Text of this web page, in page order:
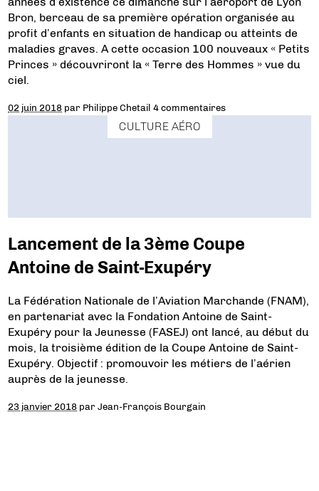
Bron, berceau de sa première opération organisée au
profit d’enfants en situation de handicap ou atteints de
maladies graves. A cette occasion 100 nouveaux « Petits
Princes » découvriront la « Terre des Hommes » vue du
ciel.
02 juin 2018 par Philippe Chetail 4 commentaires
CULTURE AÉRO
Lancement de la 3ème Coupe
Antoine de Saint-Exupéry
La Fédération Nationale de l’Aviation Marchande (FNAM),
en partenariat avec la Fondation Antoine de Saint-
Exupéry pour la Jeunesse (FASEJ) ont lancé, au début du
mois, la troisième édition de la Coupe Antoine de Saint-
Exupéry. Objectif : promouvoir les métiers de l’aérien
auprès de la jeunesse.
23 janvier 2018 parJean-François Bourgain